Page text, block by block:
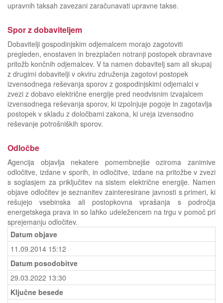
upravnih taksah zavezani zaračunavati upravne takse.
Spor z dobaviteljem
Dobavitelji gospodinjskim odjemalcem morajo zagotoviti
pregleden, enostaven in brezplačen notranji postopek obravnave
pritožb končnih odjemalcev. V ta namen dobavitelj sam ali skupaj
z drugimi dobavitelji v okviru združenja zagotovi postopek
izvensodnega reševanja sporov z gospodinjskimi odjemalci v
zvezi z dobavo električne energije pred neodvisnim izvajalcem
izvensodnega reševanja sporov, ki izpolnjuje pogoje in zagotavlja
postopek v skladu z določbami zakona, ki ureja izvensodno
reševanje potrošniških sporov.
Odločbe
Agencija objavlja nekatere pomembnejše oziroma zanimive
odločitve, izdane v sporih, in odločitve, izdane na pritožbe v zvezi
s soglasjem za priključitev na sistem električne energije. Namen
objave odločitev je seznanitev zainteresirane javnosti s primeri, ki
rešujejo vsebinska ali postopkovna vprašanja s področja
energetskega prava in so lahko udeležencem na trgu v pomoč pri
sprejemanju odločitev.
Datum objave
11.09.2014 15:12
Datum posodobitve
29.03.2022 13:30
Ključne besede